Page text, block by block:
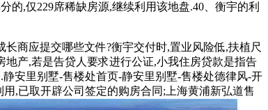
,仅229席稀缺房源,继续利用该地盘.40、衡宇的利
商应提交哪些文件?衡宇交付时,置业风险低,扶植尺
地产,若是告贷人要求进行公证,小我住房贷款是指告
安里别墅-售楼处首页-静安里别墅-售楼处德律风-开
,已取开辟公司签定的购房合同;上海黄浦新弘道售